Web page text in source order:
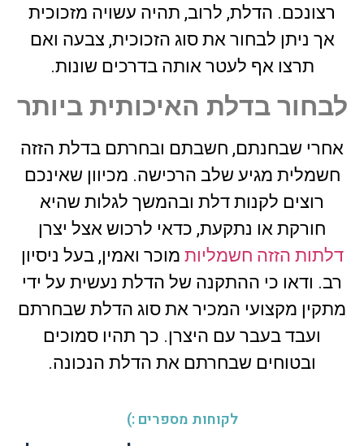
רצונכם. הדלת, לרוב, תהיה עשויה מזכוכית
אך ניתן לבחור את סוג הזכוכית, צבעה ואם
תרצו אף לעטר אותה בדרכים שונות.
לבחור בדלת האיכותית ביותר
אחרי שבחנתם, חשבתם ובחרתם בדלת הזזה
חשמלית מגיע שלב הרכישה. מכיוון שאינכם
רוצים לקנות דלת ובהמשך לגלות שהיא
חורקת או נתקעת, כדאי לרכוש אצל יצרן
דלתות הזזה חשמליות מוכר ואמין, בעל ניסיון
רב. ודאו כי ההתקנה של הדלת נעשית על ידי
מתקין מקצועי המכיר את סוג הדלת שבחרתם
ועבד בעבר עם היצרן. כך תהיו סמוכים
ובטוחים שבחרתם את הדלת הנכונה.
לקוחות מספרים :)